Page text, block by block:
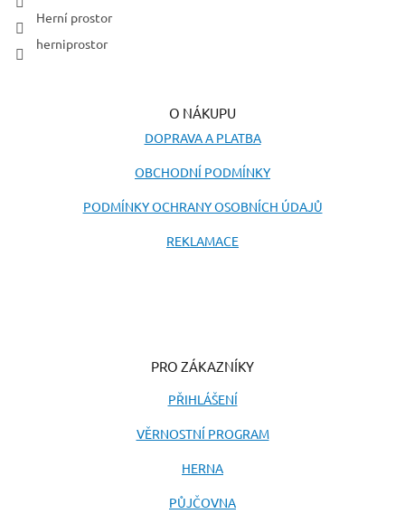
Herní prostor
herniprostor
O NÁKUPU
DOPRAVA A PLATBA
OBCHODNÍ PODMÍNKY
PODMÍNKY OCHRANY OSOBNÍCH ÚDAJŮ
REKLAMACE
PRO ZÁKAZNÍKY
PŘIHLÁŠENÍ
VĚRNOSTNÍ PROGRAM
HERNA
PŮJČOVNA